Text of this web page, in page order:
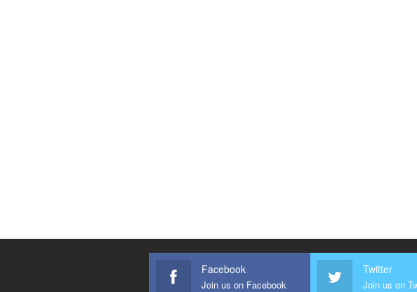
Facebook
Join us on Facebook
Twitter
Join us on